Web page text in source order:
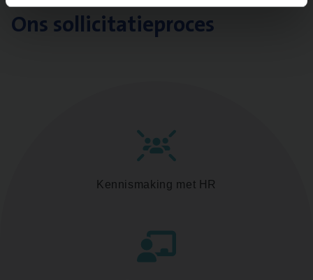
Ons sollicitatieproces
Kennismaking met HR